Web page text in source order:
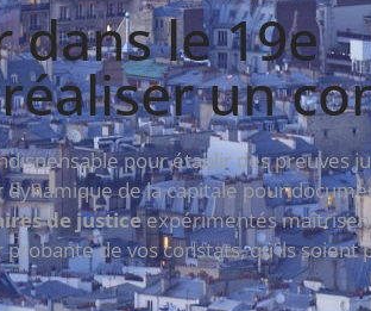
dans le 19e
un
pour établir des preuves
de la capitale pour
de justiceexpérimentés
de vos constats, qu’ils soient